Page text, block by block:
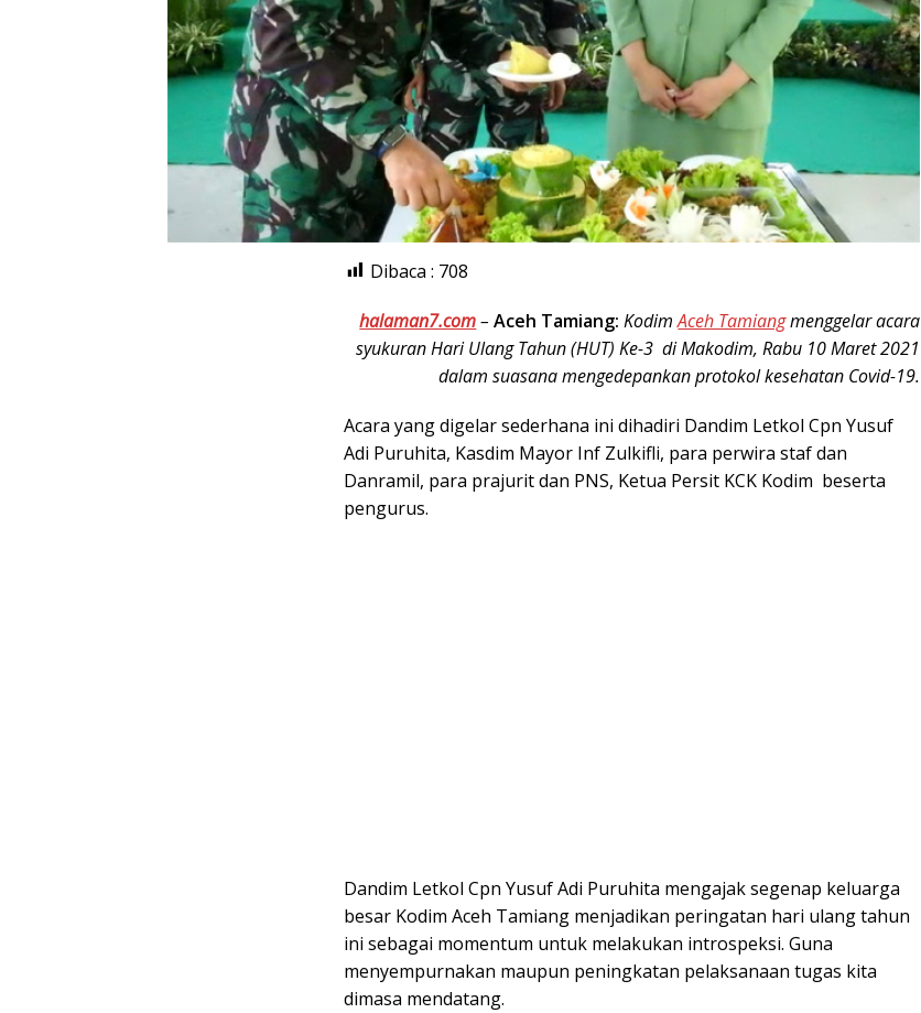
Dibaca : 708
halaman7.com–Aceh Tamiang: KodimAceh Tamiangmenggelar acara
syukuran Hari Ulang Tahun (HUT) Ke-3 di Makodim, Rabu 10 Maret 2021
dalam suasana mengedepankan protokol kesehatan Covid-19.
Acara yang digelar sederhana ini dihadiri Dandim Letkol Cpn Yusuf
Adi Puruhita, Kasdim Mayor Inf Zulkifli, para perwira staf dan
Danramil, para prajurit dan PNS, Ketua Persit KCK Kodim beserta
pengurus.
Dandim Letkol Cpn Yusuf Adi Puruhita mengajak segenap keluarga
besar Kodim Aceh Tamiang menjadikan peringatan hari ulang tahun
ini sebagai momentum untuk melakukan introspeksi. Guna
menyempurnakan maupun peningkatan pelaksanaan tugas kita
dimasa mendatang.